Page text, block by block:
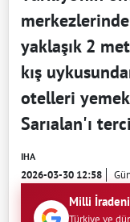
yaklaşık 2
kış
otelleri
Sarıalan'ı
IHA
2026-03-30 12:58
Milli
Türkiye ve